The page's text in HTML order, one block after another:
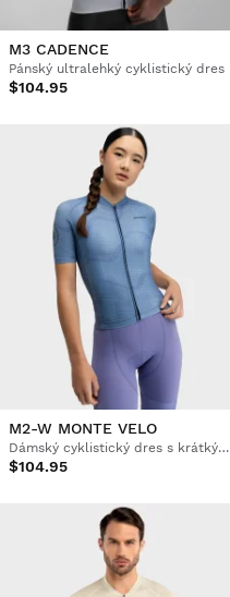
M3 CADENCE
Pánský ultralehký cyklistický dres
$104.95
M2-W MONTE VELO
Dámský cyklistický dres s krátkým rukávem
$104.95